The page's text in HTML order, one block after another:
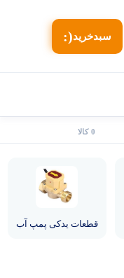
سبد‌خرید(:
0 کالا
قطعات یدکی پمپ آب